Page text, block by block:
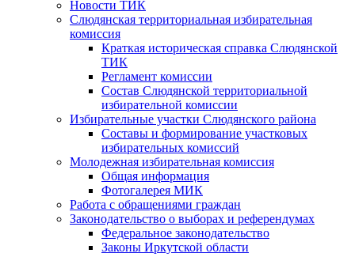
Новости ТИК
Слюдянская территориальная избирательная
комиссия
Краткая историческая справка Слюдянской
ТИК
Регламент комиссии
Состав Слюдянской территориальной
избирательной комиссии
Избирательные участки Слюдянского района
Составы и формирование участковых
избирательных комиссий
Молодежная избирательная комиссия
Общая информация
Фотогалерея МИК
Работа с обращениями граждан
Законодательство о выборах и референдумах
Федеральное законодательство
Законы Иркутской области